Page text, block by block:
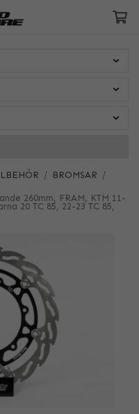
/ BROMSAR /
260mm, FRAM, KTM 11-
20 TC 85, 22-23 TC 85,